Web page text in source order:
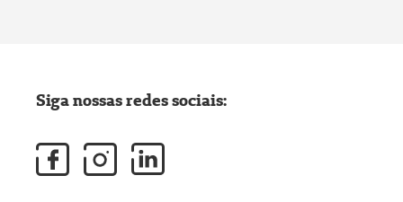
Siga nossas redes sociais: